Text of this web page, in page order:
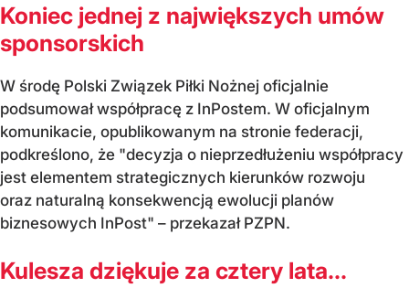
Koniec jednej z największych umów
sponsorskich
W środę Polski Związek Piłki Nożnej oficjalnie
podsumował współpracę z InPostem. W oficjalnym
komunikacie, opublikowanym na stronie federacji,
podkreślono, że "decyzja o nieprzedłużeniu współpracy
jest elementem strategicznych kierunków rozwoju
oraz naturalną konsekwencją ewolucji planów
biznesowych InPost" – przekazał PZPN.
Kulesza dziękuje za cztery lata...